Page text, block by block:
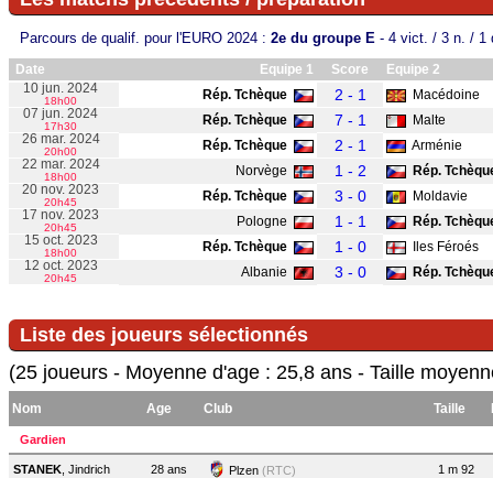
Parcours de qualif. pour l'EURO 2024 : 2e du groupe E - 4 vict. / 3 n. / 1
Date Equipe 1 Score
Equipe 2
10 jun. 2024
18h00 Rép. Tchèque 2 - 1
Macédoine
07 jun. 2024
17h30 Rép. Tchèque 7 - 1
Malte
26 mar. 2024
20h00 Rép. Tchèque 2 - 1
Arménie
22 mar. 2024
18h00 Norvège 1 - 2
Rép.
20 nov. 2023
20h45 Rép. Tchèque 3 - 0
Moldavie
17 nov. 2023
20h45 Pologne 1 - 1
Rép.
15 oct. 2023
18h00 Rép. Tchèque 1 - 0
Iles Féroés
12 oct. 2023
20h45 Albanie 3 - 0 Rép.
Liste des joueurs sélectionnés
(25 joueurs - Moyenne d'age : 25,8 ans - Taille
Nom Age Club Taille
Gardien
STANEK , Jindrich 28 ans Plzen (RTC) 1 m 92